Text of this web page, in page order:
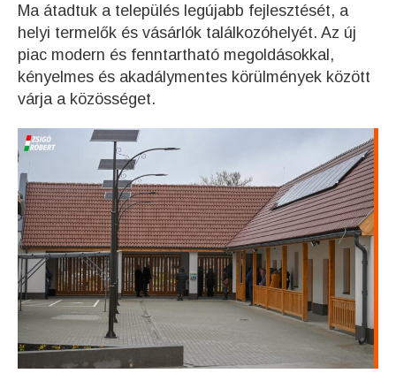
Ma átadtuk a település legújabb fejlesztését, a
helyi termelők és vásárlók találkozóhelyét. Az új
piac modern és fenntartható megoldásokkal,
kényelmes és akadálymentes körülmények között
várja a közösséget.